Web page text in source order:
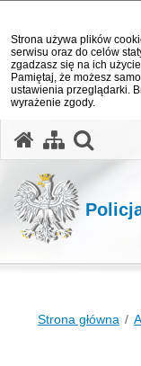
Strona używa plików
serwisu oraz do celów
zgadzasz się na ich
Pamiętaj, że możesz
ustawienia przeglądarki.
wyrażenie zgody.
Strona główna